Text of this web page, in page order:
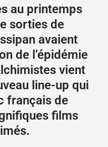
au printemps
sorties de
avaient
de l’épidémie
vient
line-up qui
français de
films